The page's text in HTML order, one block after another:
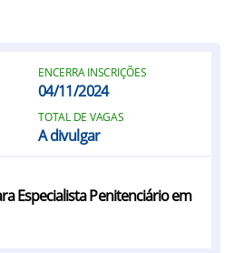
ENCERRA INSCRIÇÕES
04/11/2024
TOTAL DE VAGAS
A divulgar
Especialista Penitenciário em